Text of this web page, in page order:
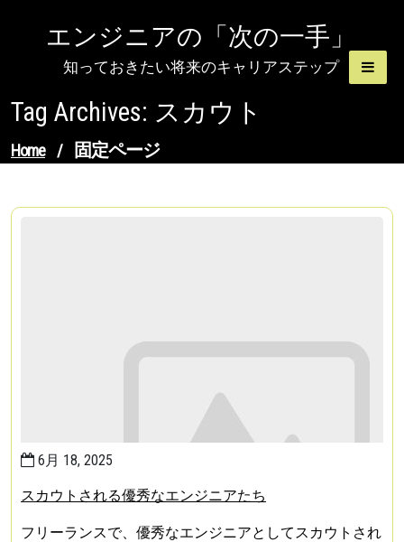
エンジニアの「次の一手」
知っておきたい将来のキャリアステップ
Tag Archives: スカウト
Home / 固定ページ
6月 18, 2025
スカウトされる優秀なエンジニアたち
フリーランスで、優秀なエンジニアとしてスカウトされ